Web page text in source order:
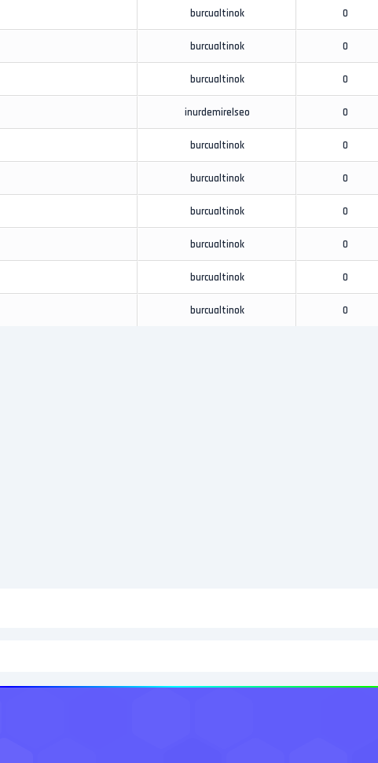
burcualtinok 0
burcualtinok 0
burcualtinok 0
inurdemirelseo 0
burcualtinok 0
burcualtinok 0
burcualtinok 0
burcualtinok 0
burcualtinok 0
burcualtinok 0